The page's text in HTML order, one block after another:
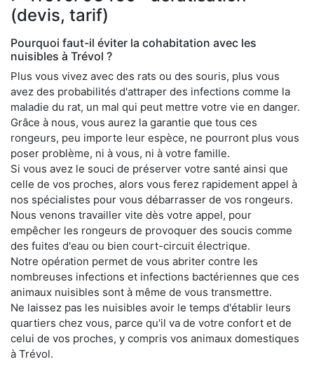
(devis, tarif)
Pourquoi faut-il éviter la cohabitation avec les
nuisibles à Trévol ?
Plus vous vivez avec des rats ou des souris, plus vous
avez des probabilités d'attraper des infections comme la
maladie du rat, un mal qui peut mettre votre vie en danger.
Grâce à nous, vous aurez la garantie que tous ces
rongeurs, peu importe leur espèce, ne pourront plus vous
poser problème, ni à vous, ni à votre famille.
Si vous avez le souci de préserver votre santé ainsi que
celle de vos proches, alors vous ferez rapidement appel à
nos spécialistes pour vous débarrasser de vos rongeurs.
Nous venons travailler vite dès votre appel, pour
empêcher les rongeurs de provoquer des soucis comme
des fuites d'eau ou bien court-circuit électrique.
Notre opération permet de vous abriter contre les
nombreuses infections et infections bactériennes que ces
animaux nuisibles sont à même de vous transmettre.
Ne laissez pas les nuisibles avoir le temps d'établir leurs
quartiers chez vous, parce qu'il va de votre confort et de
celui de vos proches, y compris vos animaux domestiques
à Trévol.